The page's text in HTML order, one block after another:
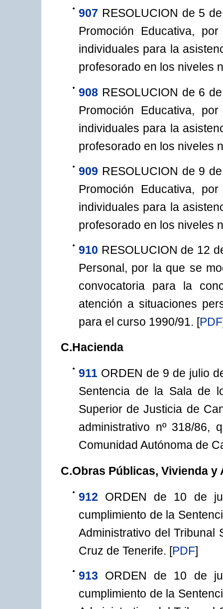
907 RESOLUCION de 5
Promoción Educativa,
individuales para la
profesorado en los niveles
908 RESOLUCION de 6
Promoción Educativa,
individuales para la
profesorado en los niveles
909 RESOLUCION de 9
Promoción Educativa,
individuales para la
profesorado en los niveles
910 RESOLUCION de 12
Personal, por la que se
convocatoria para la
atención a situaciones
para el curso 1990/91. [PDF
C.Hacienda
911 ORDEN de 9 de julio
Sentencia de la Sala de
Superior de Justicia de
administrativo nº 318/86,
Comunidad Autónoma de
C.Obras Públicas, Vivienda y
912
ORDEN de 10 de
cumplimiento de la
Administrativo del Tribunal
Cruz de Tenerife. [PDF]
913
ORDEN de 10 de
cumplimiento de la